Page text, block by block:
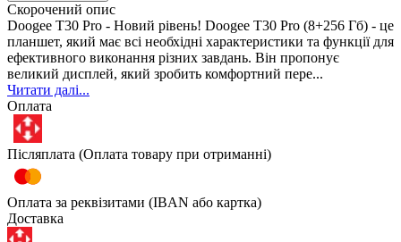
Скорочений опис
Doogee T30 Pro - Новий рівень! Doogee T30 Pro (8+256 Гб) - це
планшет, який має всі необхідні характеристики та функції для
ефективного виконання різних завдань. Він пропонує
великий дисплей, який зробить комфортний пере...
Читати далі...
Оплата
Післяплата (Оплата товару при отриманні)
Оплата за реквізитами (IBAN або картка)
Доставка